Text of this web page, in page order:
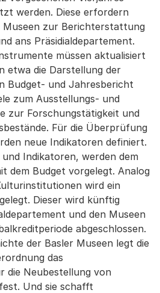
werden. Diese erfordern
Museen zur Berichterstattung
ans Präsidialdepartement.
müssen aktualisiert
etwa die Darstellung der
Budget- und Jahresbericht
zum Ausstellungs- und
zur Forschungstätigkeit und
Für die Überprüfung
neue Indikatoren definiert.
und Indikatoren, werden dem
dem Budget vorgelegt. Analog
wird ein
Dieser wird künftig
und den Museen
abgeschlossen.
der Basler Museen legt die
das
die Neubestellung von
Und sie schafft